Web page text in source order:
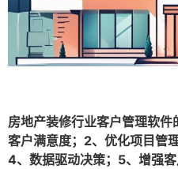
房地产装修行业客户管理软
客户满意度；2、优化项目管
4、数据驱动决策；5、增强客